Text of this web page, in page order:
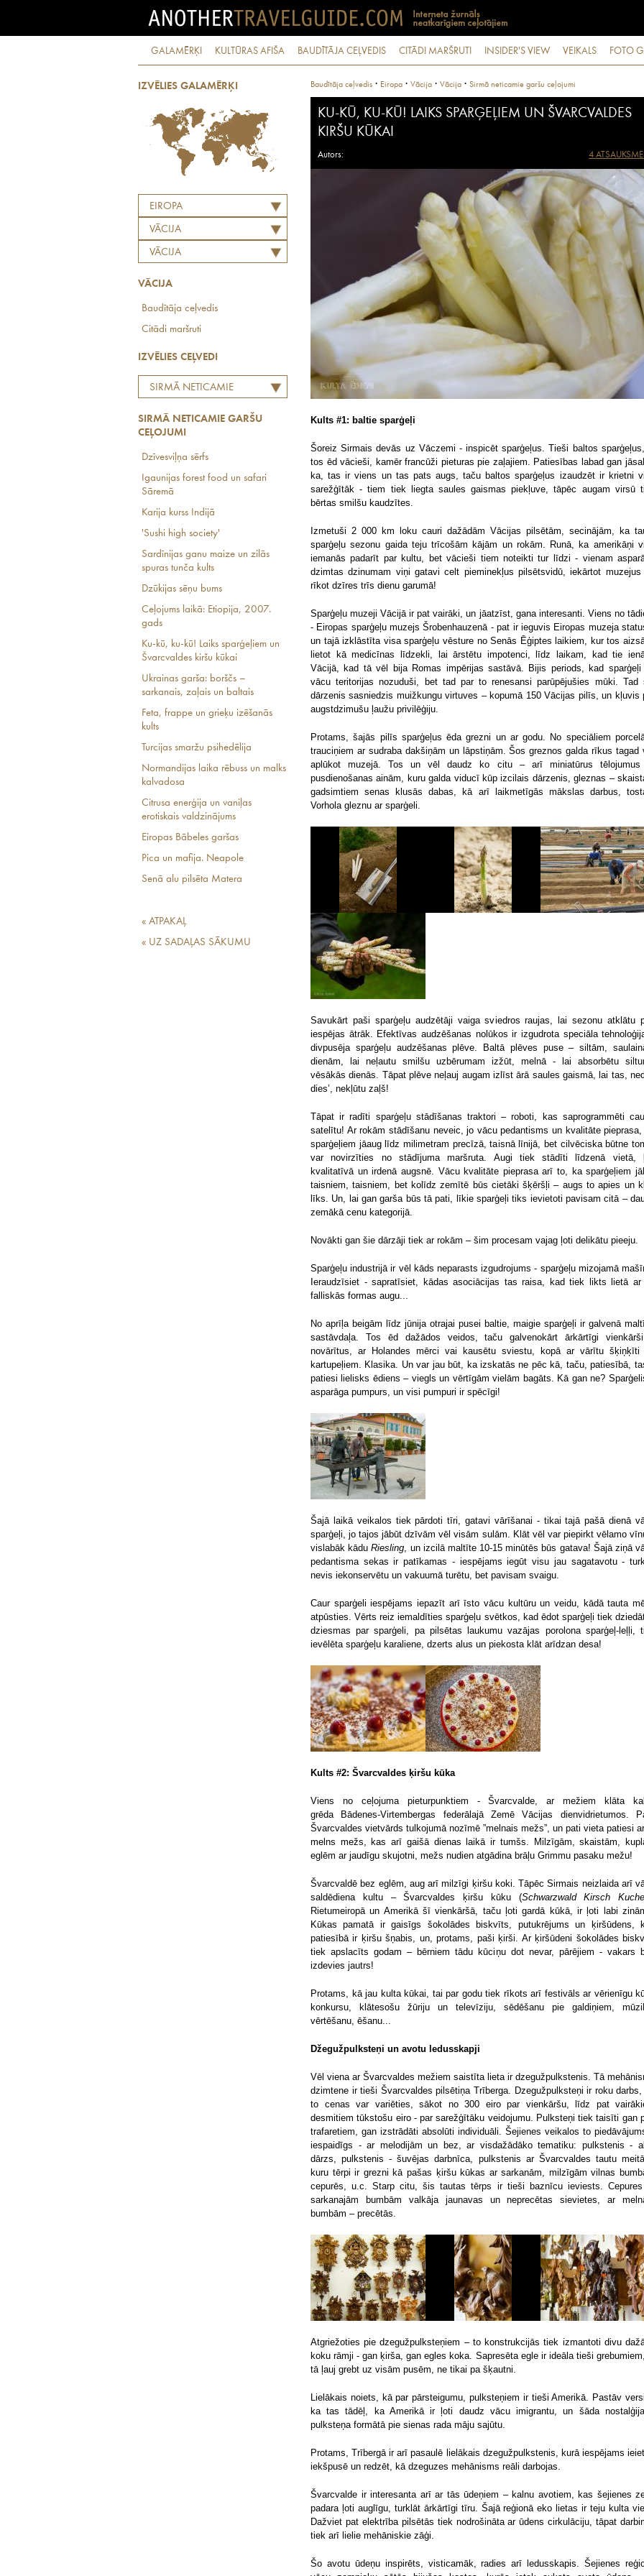
GALAMĒRĶI KULTŪRAS AFIŠA BAUDĪTĀJA CEĻVEDIS CITĀDI MARŠRUTI INSIDER'S VIEW VEIKALS FOTO
IZVĒLIES GALAMĒRĶI
EIROPA
VĀCIJA
VĀCIJA
VĀCIJA
Baudītāja ceļvedis
Citādi maršruti
IZVĒLIES CEĻVEDI
SIRMĀ NETICAMIE
SIRMĀ NETICAMIE GARŠU
CEĻOJUMI
Dzīvesviļņa sērfs
Igaunijas forest food un safari
Sāremā
Karija kurss Indijā
'Sushi high society'
Sardīnijas ganu maize un zilās
spuras tunča kults
Dzūkijas sēņu bums
Ceļojums laikā: Etiopija, 2007.
gads
Ku-kū, ku-kū! Laiks sparģeļiem un
Švarcvaldes kiršu kūkai
Ukrainas garša: borščs –
sarkanais, zaļais un baltais
Feta, frappe un grieķu izēšanās
kults
Turcijas smaržu psihedēlija
Normandijas laika rēbuss un malks
kalvadosa
Citrusa enerģija un vaniļas
erotiskais valdzinājums
Eiropas Bābeles garšas
Pica un mafija. Neapole
Senā alu pilsēta Matera
« ATPAKAĻ
« UZ SADAĻAS SĀKUMU
Baudītāja ceļvedis · Eiropa · Vācija · Vācija · Sirmā neticamie garšu ceļojumi
KU-KŪ, KU-KŪ! LAIKS SPARĢEĻIEM UN ŠVARCVALDES
KIRŠU KŪKAI
Autors: 4
Kults #1: baltie sparģeļi
Šoreiz Sirmais devās uz Vāczemi - inspicēt sparģeļus. Tieši baltos
tos ēd vācieši, kamēr francūži pieturas pie zaļajiem. Patiesības labad gan
ka, tas ir viens un tas pats augs, taču baltos sparģeļus izaudzēt ir krietni
sarežģītāk - tiem tiek liegta saules gaismas piekļuve, tāpēc augam virsū
bērtas smilšu kaudzītes.
Izmetuši 2 000 km loku cauri dažādām Vācijas pilsētām, secinājām, ka
sparģeļu sezonu gaida teju trīcošām kājām un rokām. Runā, ka amerikāņi
iemanās padarīt par kultu, bet vācieši tiem noteikti tur līdzi - vienam
dzimtas dzinumam viņi gatavi celt pieminekļus pilsētsvidū, iekārtot muzejus
rīkot dzīres trīs dienu garumā!
Sparģeļu muzeji Vācijā ir pat vairāki, un jāatzīst, gana interesanti. Viens no
- Eiropas sparģeļu muzejs Šrobenhauzenā - pat ir ieguvis Eiropas muzeja
un tajā izklāstīta visa sparģeļu vēsture no Senās Ēģiptes laikiem, kur tos
lietot kā medicīnas līdzekli, lai ārstētu impotenci, līdz laikam, kad tie
Vācijā, kad tā vēl bija Romas impērijas sastāvā. Bijis periods, kad sparģeļi
vācu teritorijas nozuduši, bet tad par to renesansi parūpējušies mūki. Tad
dārzenis sasniedzis muižkungu virtuves – kopumā 150 Vācijas pilīs, un kļuvis
augstdzimušu ļaužu privilēģiju.
Protams, šajās pilīs sparģeļus ēda grezni un ar godu. No speciāliem
trauciņiem ar sudraba dakšiņām un lāpstiņām. Šos greznos galda rīkus tagad
aplūkot muzejā. Tos un vēl daudz ko citu – arī miniatūrus
pusdienošanas ainām, kuru galda viducī kūp izcilais dārzenis, gleznas –
gadsimtiem senas klusās dabas, kā arī laikmetīgās mākslas darbus,
Vorhola gleznu ar sparģeli.
Savukārt paši sparģeļu audzētāji vaiga sviedros raujas, lai sezonu atklātu
iespējas ātrāk. Efektīvas audzēšanas nolūkos ir izgudrota speciāla
divpusēja sparģeļu audzēšanas plēve. Baltā plēves puse – siltām,
dienām, lai neļautu smilšu uzbērumam izžūt, melnā - lai absorbētu
vēsākās dienās. Tāpat plēve neļauj augam izlīst ārā saules gaismā, lai tas,
dies’, nekļūtu zaļš!
Tāpat ir radīti sparģeļu stādīšanas traktori – roboti, kas saprogrammēti
satelītu! Ar rokām stādīšanu neveic, jo vācu pedantisms un kvalitāte
sparģeļiem jāaug līdz milimetram precīzā, taisnā līnijā, bet cilvēciska būtne
var novirzīties no stādījuma maršruta. Augi tiek stādīti līdzenā vietā,
kvalitatīvā un irdenā augsnē. Vācu kvalitāte pieprasa arī to, ka sparģeļiem
taisniem, taisniem, bet kolīdz zemītē būs cietāki šķēršļi – augs to apies un
līks. Un, lai gan garša būs tā pati, līkie sparģeļi tiks ievietoti pavisam citā –
zemākā cenu kategorijā.
Novākti gan šie dārzāji tiek ar rokām – šim procesam vajag ļoti delikātu pieeju.
Sparģeļu industrijā ir vēl kāds neparasts izgudrojums - sparģeļu mizojamā
Ieraudzīsiet - sapratīsiet, kādas asociācijas tas raisa, kad tiek likts lietā ar
falliskās formas augu...
No aprīļa beigām līdz jūnija otrajai pusei baltie, maigie sparģeļi ir galvenā
sastāvdaļa. Tos ēd dažādos veidos, taču galvenokārt ārkārtīgi
novārītus, ar Holandes mērci vai kausētu sviestu, kopā ar vārītu šķiņķīti
kartupeļiem. Klasika. Un var jau būt, ka izskatās ne pēc kā, taču, patiesībā,
patiesi lielisks ēdiens – viegls un vērtīgām vielām bagāts. Kā gan ne?
asparāga pumpurs, un visi pumpuri ir spēcīgi!
Šajā laikā veikalos tiek pārdoti tīri, gatavi vārīšanai - tikai tajā pašā dienā
sparģeļi, jo tajos jābūt dzīvām vēl visām sulām. Klāt vēl var piepirkt vēlamo
vislabāk kāduRiesling, un izcilā maltīte 10-15 minūtēs būs gatava! Šajā ziņā
pedantisma sekas ir patīkamas - iespējams iegūt visu jau sagatavotu -
nevis iekonservētu un vakuumā turētu, bet pavisam svaigu.
Caur sparģeli iespējams iepazīt arī īsto vācu kultūru un veidu, kādā tauta
atpūsties. Vērts reiz iemaldīties sparģeļu svētkos, kad ēdot sparģeļi tiek
dziesmas par sparģeli, pa pilsētas laukumu vazājas porolona sparģeļ-leļļi,
ievēlēta sparģeļu karaliene, dzerts alus un piekosta klāt arīdzan desa!
Kults #2: Švarcvaldes ķiršu kūka
Viens no ceļojuma pieturpunktiem - Švarcvalde, ar mežiem klāta
grēda Bādenes-Virtembergas federālajā Zemē Vācijas dienvidrietumos.
Švarcvaldes vietvārds tulkojumā nozīmē ”melnais mežs”, un pati vieta patiesi
melns mežs, kas arī gaišā dienas laikā ir tumšs. Milzīgām, skaistām,
eglēm ar jaudīgu skujotni, mežs nudien atgādina brāļu Grimmu pasaku mežu!
Švarcvaldē bez eglēm, aug arī milzīgi ķiršu koki. Tāpēc Sirmais neizlaida arī
saldēdiena kultu – Švarcvaldes ķiršu kūku (Schwarzwald Kirsch
Rietumeiropā un Amerikā šī vienkāršā, taču ļoti gardā kūkā, ir ļoti labi
Kūkas pamatā ir gaisīgs šokolādes biskvīts, putukrējums un ķiršūdens,
patiesībā ir ķiršu šņabis, un, protams, paši ķirši. Ar ķiršūdeni šokolādes
tiek apslacīts godam – bērniem tādu kūciņu dot nevar, pārējiem - vakars
izdevies jautrs!
Protams, kā jau kulta kūkai, tai par godu tiek rīkots arī festivāls ar vērienīgu
konkursu, klātesošu žūriju un televīziju, sēdēšanu pie galdiņiem,
vērtēšanu, ēšanu...
Džegužpulksteņi un avotu ledusskapji
Vēl viena ar Švarcvaldes mežiem saistīta lieta ir dzegužpulkstenis. Tā
dzimtene ir tieši Švarcvaldes pilsētiņa Trīberga. Dzegužpulksteņi ir roku darbs,
to cenas var variēties, sākot no 300 eiro par vienkāršu, līdz pat
desmitiem tūkstošu eiro - par sarežģītāku veidojumu. Pulksteņi tiek taisīti gan
trafaretiem, gan izstrādāti absolūti individuāli. Šejienes veikalos to
iespaidīgs - ar melodijām un bez, ar visdažādāko tematiku: pulkstenis -
dārzs, pulkstenis - šuvējas darbnīca, pulkstenis ar Švarcvaldes tautu
kuru tērpi ir grezni kā pašas ķiršu kūkas ar sarkanām, milzīgām vilnas
cepurēs, u.c. Starp citu, šis tautas tērps ir tieši baznīcu ieviests.
sarkanajām bumbām valkāja jaunavas un neprecētas sievietes, ar
bumbām – precētās.
Atgriežoties pie dzegužpulksteņiem – to konstrukcijās tiek izmantoti divu
koku rāmji - gan ķirša, gan egles koka. Sapresēta egle ir ideāla tieši
tā ļauj grebt uz visām pusēm, ne tikai pa šķautni.
Lielākais noiets, kā par pārsteigumu, pulksteņiem ir tieši Amerikā. Pastāv
ka tas tādēļ, ka Amerikā ir ļoti daudz vācu imigrantu, un šāda
pulksteņa formātā pie sienas rada māju sajūtu.
Protams, Trībergā ir arī pasaulē lielākais dzegužpulkstenis, kurā iespējams
iekšpusē un redzēt, kā dzeguzes mehānisms reāli darbojas.
Švarcvalde ir interesanta arī ar tās ūdeņiem – kalnu avotiem, kas šejienes
padara ļoti auglīgu, turklāt ārkārtīgi tīru. Šajā reģionā eko lietas ir teju kulta
Dažviet pat elektrība pilsētās tiek nodrošināta ar ūdens cirkulāciju, tāpat
tiek arī lielie mehāniskie zāģi.
Šo avotu ūdeņu inspirēts, visticamāk, radies arī ledusskapis. Šejienes